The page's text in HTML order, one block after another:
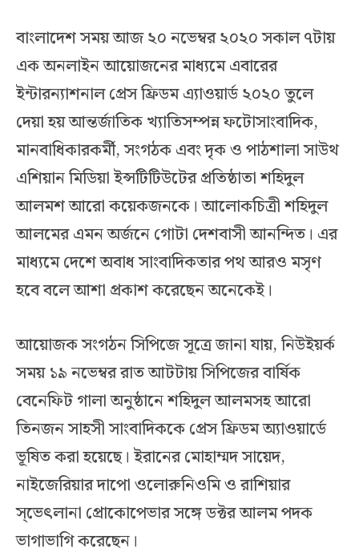
বাংলাদেশ সময় আজ ২০ নভেম্বর ২০২০ সকাল ৭টায়
এক অনলাইন আয়োজনের মাধ্যমে এবারের
ইন্টারন্যাশনাল প্রেস ফ্রিডম এ্যাওয়ার্ড ২০২০ তুলে
দেয়া হয় আন্তর্জাতিক খ্যাতিসম্পন্ন ফটোসাংবাদিক,
মানবাধিকারকর্মী, সংগঠক এবং দৃক ও পাঠশালা সাউথ
এশিয়ান মিডিয়া ইন্সটিটিউটের প্রতিষ্ঠাতা শহিদুল
আলমশ আরো কয়েকজনকে। আলোকচিত্রী শহিদুল
আলমের এমন অর্জনে গোটা দেশবাসী আনন্দিত। এর
মাধ্যমে দেশে অবাধ সাংবাদিকতার পথ আরও মসৃণ
হবে বলে আশা প্রকাশ করেছেন অনেকেই।
আয়োজক সংগঠন সিপিজে সূত্রে জানা যায়, নিউইয়র্ক
সময় ১৯ নভেম্বর রাত আটটায় সিপিজের বার্ষিক
বেনেফিট গালা অনুষ্ঠানে শহিদুল আলমসহ আরো
তিনজন সাহসী সাংবাদিককে প্রেস ফ্রিডম অ্যাওয়ার্ডে
ভূষিত করা হয়েছে। ইরানের মোহাম্মদ সায়েদ,
নাইজেরিয়ার দাপো ওলোরুনিওমি ও রাশিয়ার
স্ভেৎলানা প্রোকোপেভার সঙ্গে ডক্টর আলম পদক
ভাগাভাগি করেছেন।